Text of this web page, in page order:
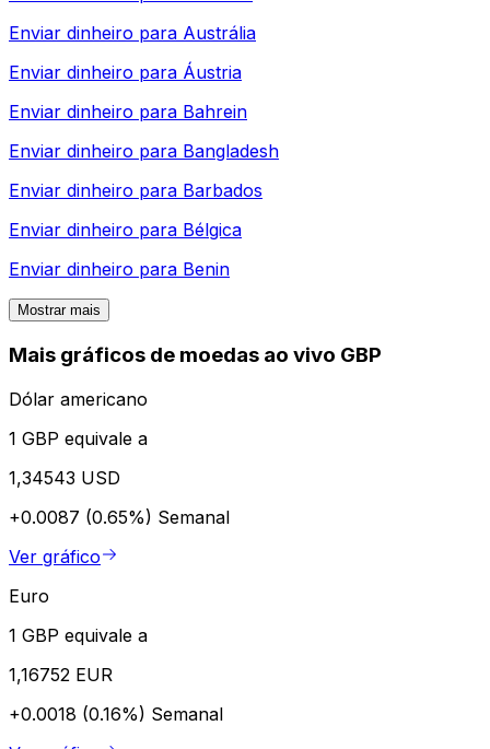
Enviar dinheiro para Austrália
Enviar dinheiro para Áustria
Enviar dinheiro para Bahrein
Enviar dinheiro para Bangladesh
Enviar dinheiro para Barbados
Enviar dinheiro para Bélgica
Enviar dinheiro para Benin
Mostrar mais
Mais gráficos de moedas ao vivo GBP
Dólar americano
1 GBP equivale a
1,34543 USD
+0.0087 (0.65%) Semanal
Ver gráfico
Euro
1 GBP equivale a
1,16752 EUR
+0.0018 (0.16%) Semanal